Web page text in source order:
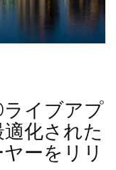
ライブアプ
化された
ーをリリ